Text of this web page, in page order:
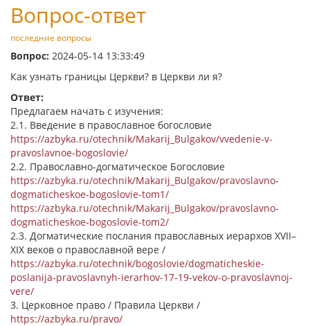
Вопрос-ответ
последние вопросы
Вопрос: 2024-05-14 13:33:49
Как узнать границы Церкви? в Церкви ли я?
Ответ:
Предлагаем начать с изучения:
2.1. Введение в православное богословие
https://azbyka.ru/otechnik/Makarij_Bulgakov/vvedenie-v-
pravoslavnoe-bogoslovie/
2.2. Православно-догматическое Богословие
https://azbyka.ru/otechnik/Makarij_Bulgakov/pravoslavno-
dogmaticheskoe-bogoslovie-tom1/
https://azbyka.ru/otechnik/Makarij_Bulgakov/pravoslavno-
dogmaticheskoe-bogoslovie-tom2/
2.3. Догматические послания православных иерархов XVII–
XIX веков о православной вере /
https://azbyka.ru/otechnik/bogoslovie/dogmaticheskie-
poslanija-pravoslavnyh-ierarhov-17-19-vekov-o-pravoslavnoj-
vere/
3. Церковное право / Правила Церкви /
https://azbyka.ru/pravo/